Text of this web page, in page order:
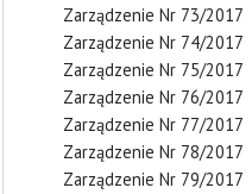
Zarządzenie Nr 73/2017
Zarządzenie Nr 74/2017
Zarządzenie Nr 75/2017
Zarządzenie Nr 76/2017
Zarządzenie Nr 77/2017
Zarządzenie Nr 78/2017
Zarządzenie Nr 79/2017